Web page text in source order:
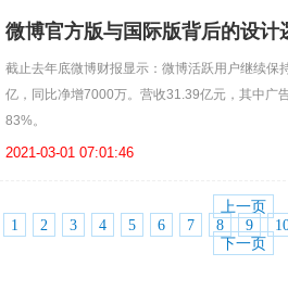
微博官方版与国际版背后的设计
截止去年底微博财报显示：微博活跃用户继续保
亿，同比净增7000万。营收31.39亿元，其中广
83%。
2021-03-01 07:01:46
上一页
1
2 3 4 5 6 7 8 9
下一页